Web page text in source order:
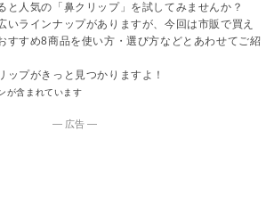
と人気の「鼻クリップ」を試してみませんか？
いラインナップがありますが、今回は市販で買え
すすめ8商品を使い方・選び方などとあわせてご紹
ップがきっと見つかりますよ！
が含まれています
― 広告 ―